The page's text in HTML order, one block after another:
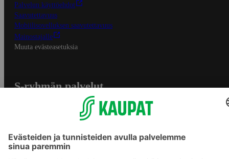
Palvelun käyttöehdot
Saavutettavuus
Mobiilisovelluksen saavutettavuus
Mainostajalle
Muuta evästeasetuksia
S-ryhmän palvelut
Yhteishyvä Ruoka -sovellus
S-ostoslista -sovellus